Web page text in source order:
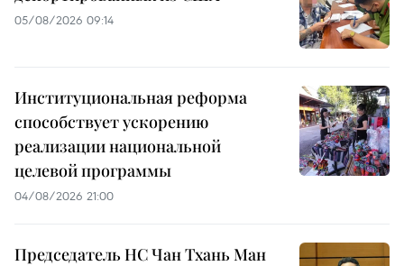
05/08/2026 09:14
Институциональная реформа
способствует ускорению
реализации национальной
целевой программы
04/08/2026 21:00
Председатель НС Чан Тхань Ман